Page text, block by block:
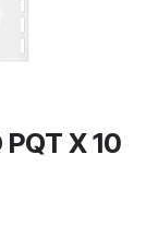
X 10